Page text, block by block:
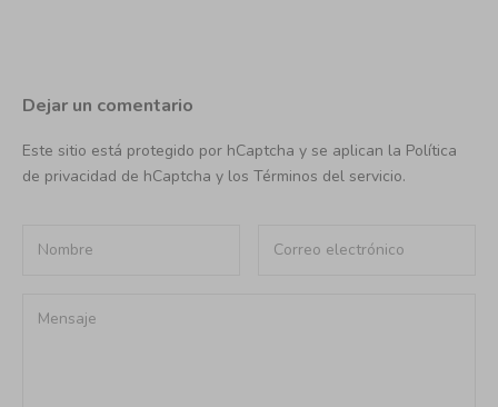
Dejar un comentario
Este sitio está protegido por hCaptcha y se aplican la Política
de privacidad de hCaptcha y los Términos del servicio.